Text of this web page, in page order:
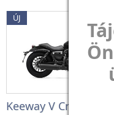
ÚJ
Keeway V Cruise 125